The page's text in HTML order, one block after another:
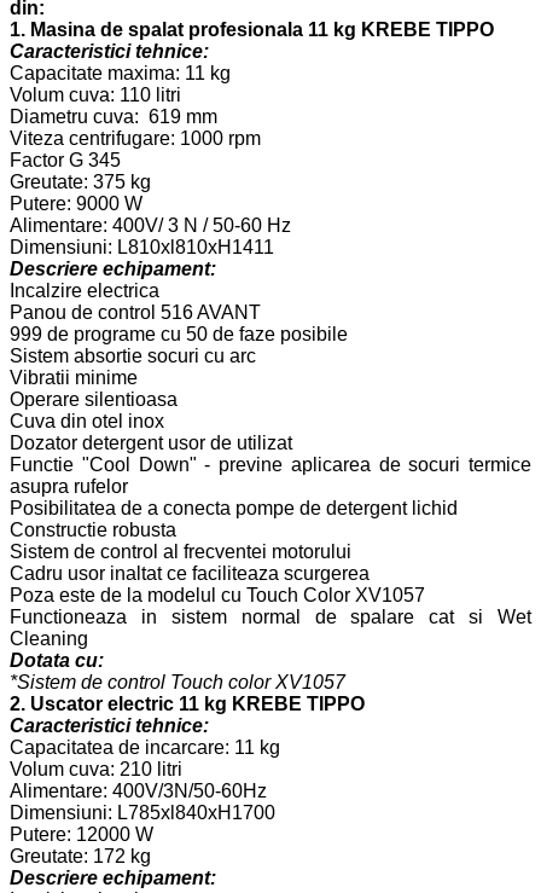
din:
1. Masina de spalat profesionala 11 kg KREBE TIPPO
Caracteristici tehnice:
Capacitate maxima: 11 kg
Volum cuva: 110 litri
Diametru cuva: 619 mm
Viteza centrifugare: 1000 rpm
Factor G 345
Greutate: 375 kg
Putere: 9000 W
Alimentare: 400V/ 3 N / 50-60 Hz
Dimensiuni: L810xl810xH1411
Descriere echipament:
Incalzire electrica
Panou de control 516 AVANT
999 de programe cu 50 de faze posibile
Sistem absortie socuri cu arc
Vibratii minime
Operare silentioasa
Cuva din otel inox
Dozator detergent usor de utilizat
Functie "Cool Down" - previne aplicarea de socuri termice
asupra rufelor
Posibilitatea de a conecta pompe de detergent lichid
Constructie robusta
Sistem de control al frecventei motorului
Cadru usor inaltat ce faciliteaza scurgerea
Poza este de la modelul cu Touch Color XV1057
Functioneaza in sistem normal de spalare cat si Wet
Cleaning
Dotata cu:
*Sistem de control Touch color XV1057
2. Uscator electric 11 kg KREBE TIPPO
Caracteristici tehnice:
Capacitatea de incarcare: 11 kg
Volum cuva: 210 litri
Alimentare: 400V/3N/50-60Hz
Dimensiuni: L785xl840xH1700
Putere: 12000 W
Greutate: 172 kg
Descriere echipament: